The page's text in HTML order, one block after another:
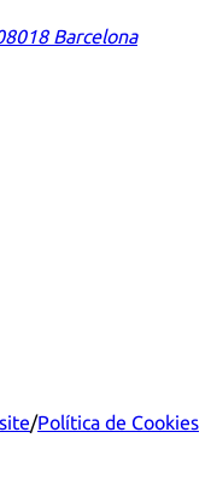
Barcelona
/Política de Cookies